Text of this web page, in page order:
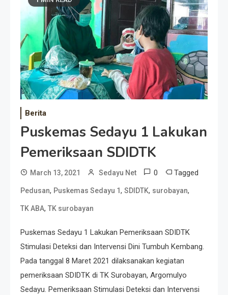
Berita
Puskemas Sedayu 1 Lakukan
Pemeriksaan SDIDTK
March 13, 2021 Sedayu Net 0 Tagged
Pedusan, Puskemas Sedayu 1, SDIDTK, surobayan,
TK ABA, TK surobayan
Puskemas Sedayu 1 Lakukan Pemeriksaan SDIDTK
Stimulasi Deteksi dan Intervensi Dini Tumbuh Kembang.
Pada tanggal 8 Maret 2021 dilaksanakan kegiatan
pemeriksaan SDIDTK di TK Surobayan, Argomulyo
Sedayu. Pemeriksaan Stimulasi Deteksi dan Intervensi